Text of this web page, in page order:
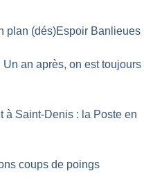
plan (dés)Espoir Banlieues
an après, on est toujours
à Saint-Denis : la Poste en
coups de poings